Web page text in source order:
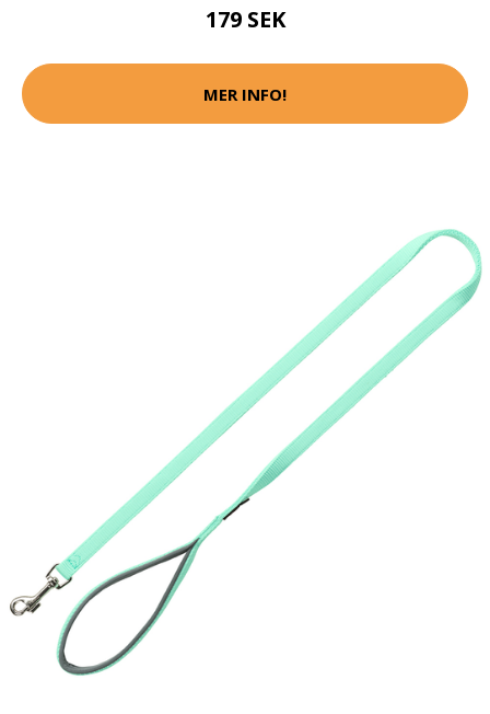
179 SEK
MER INFO!